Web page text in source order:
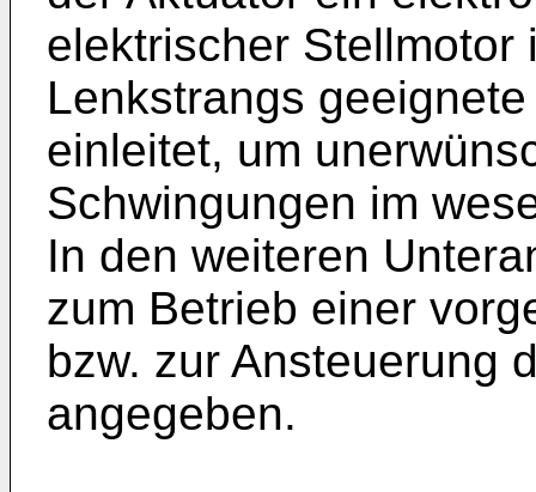
elektrischer
Lenkstrangs
einleitet, um
Schwingungen im
In den weiteren
zum Betrieb einer
bzw. zur Ansteuerung
angegeben.